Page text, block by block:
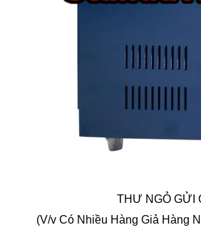
THƯ NGỎ GỬI
(V/v Có Nhiều Hàng Giả Hàng